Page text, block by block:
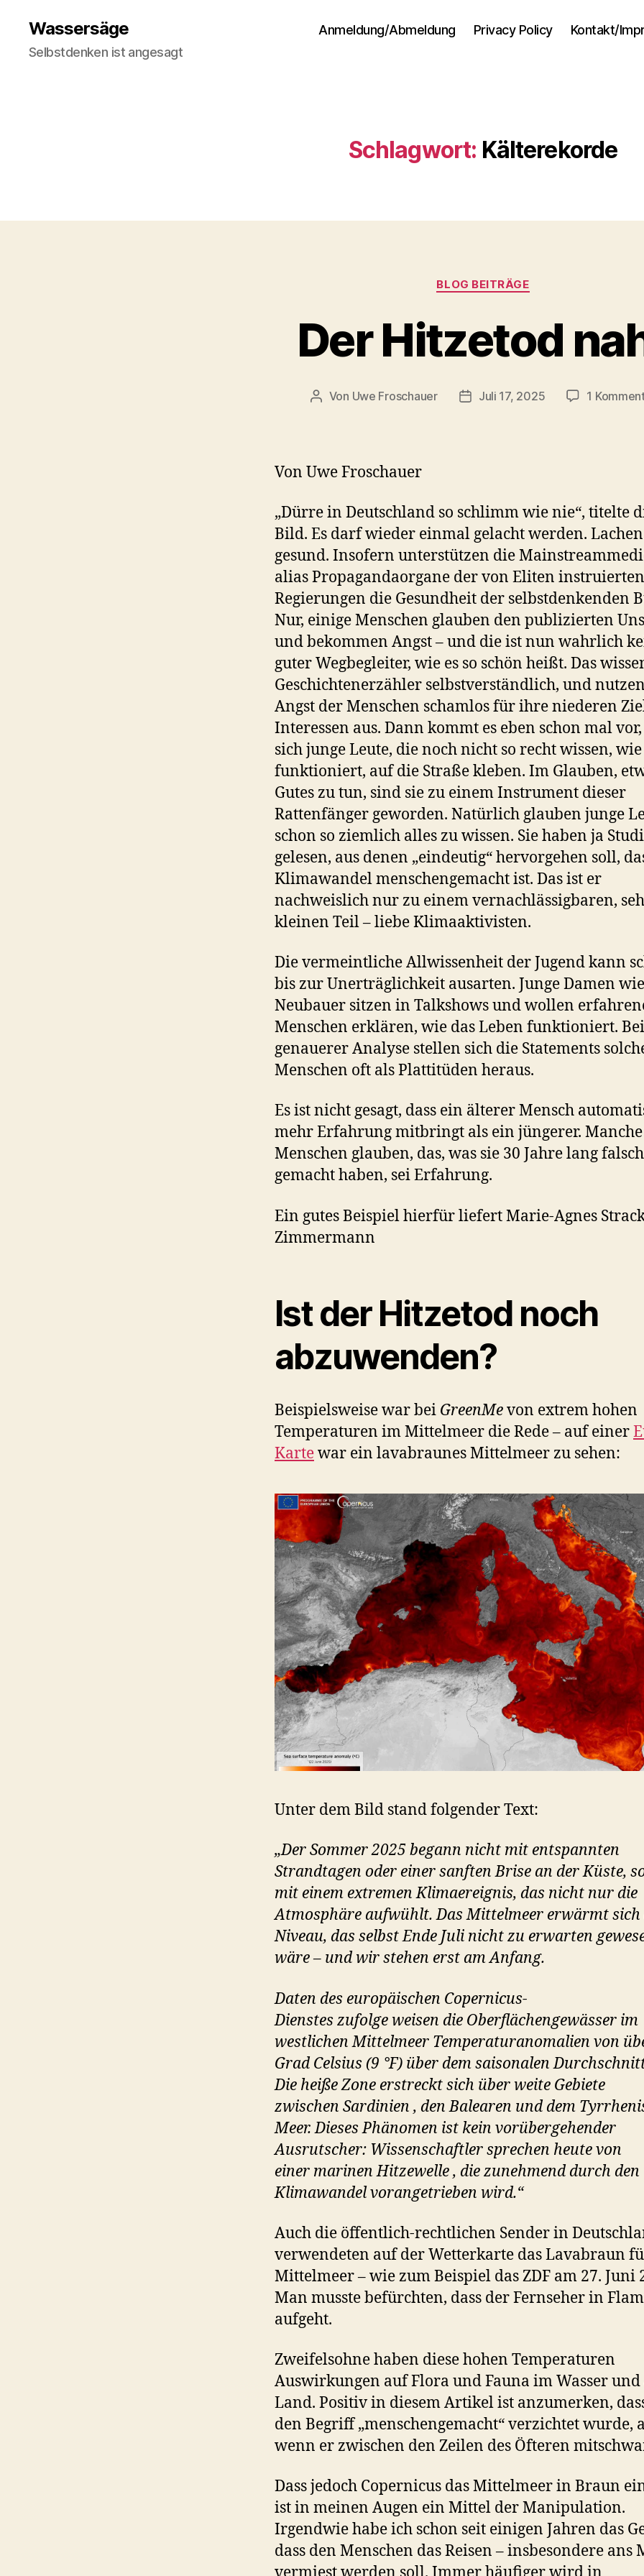
Wassersäge
Selbstdenken ist angesagt
Anmeldung/Abmeldung Privacy Policy Kontakt/
Schlagwort: Kälterekorde
Kategorien
BLOG BEITRÄGE
Der Hitzetod
Beitragsautor
Von Uwe Froschauer Beitragsdatum
Juli 17, 2025 1
Von Uwe Froschauer
„Dürre in Deutschland so schlimm wie nie“, titelte
Bild. Es darf wieder einmal gelacht werden.
gesund. Insofern unterstützen die
alias Propagandaorgane der von Eliten instruierten
Regierungen die Gesundheit der selbstdenkenden
Nur, einige Menschen glauben den publizierten
und bekommen Angst – und die ist nun wahrlich
guter Wegbegleiter, wie es so schön heißt. Das
Geschichtenerzähler selbstverständlich, und
Angst der Menschen schamlos für ihre niederen
Interessen aus. Dann kommt es eben schon mal vor,
sich junge Leute, die noch nicht so recht wissen,
funktioniert, auf die Straße kleben. Im Glauben,
Gutes zu tun, sind sie zu einem Instrument dieser
Rattenfänger geworden. Natürlich glauben junge
schon so ziemlich alles zu wissen. Sie haben ja
gelesen, aus denen „eindeutig“ hervorgehen soll,
Klimawandel menschengemacht ist. Das ist er
nachweislich nur zu einem vernachlässigbaren,
kleinen Teil – liebe Klimaaktivisten.
Die vermeintliche Allwissenheit der Jugend kann
bis zur Unerträglichkeit ausarten. Junge Damen
Neubauer sitzen in Talkshows und wollen
Menschen erklären, wie das Leben funktioniert. Bei
genauerer Analyse stellen sich die Statements
Menschen oft als Plattitüden heraus.
Es ist nicht gesagt, dass ein älterer Mensch
mehr Erfahrung mitbringt als ein jüngerer. Manche
Menschen glauben, das, was sie 30 Jahre lang falsch
gemacht haben, sei Erfahrung.
Ein gutes Beispiel hierfür liefert Marie-Agnes
Zimmermann
Ist der Hitzetod noch
abzuwenden?
Beispielsweise war bei GreenMevon extrem hohen
Temperaturen im Mittelmeer die Rede – auf einer
Kartewar ein lavabraunes Mittelmeer zu sehen:
Unter dem Bild stand folgender Text:
„Der Sommer 2025 begann nicht mit entspannten
Strandtagen oder einer sanften Brise an der Küste,
mit einem extremen Klimaereignis, das nicht nur die
Atmosphäre aufwühlt. Das Mittelmeer erwärmt sich
Niveau, das selbst Ende Juli nicht zu erwarten
wäre – und wir stehen erst am Anfang.
Daten des europäischen Copernicus-
Dienstes zufolge weisen die Oberflächengewässer im
westlichen Mittelmeer Temperaturanomalien von
Grad Celsius (9 °F) über dem saisonalen
Die heiße Zone erstreckt sich über weite Gebiete
zwischen Sardinien , den Balearen und dem
Meer. Dieses Phänomen ist kein vorübergehender
Ausrutscher: Wissenschaftler sprechen heute von
einer marinen Hitzewelle , die zunehmend durch den
Klimawandel vorangetrieben wird.“
Auch die öffentlich-rechtlichen Sender in
verwendeten auf der Wetterkarte das Lavabraun
Mittelmeer – wie zum Beispiel das ZDF am 27. Juni
Man musste befürchten, dass der Fernseher in
aufgeht.
Zweifelsohne haben diese hohen Temperaturen
Auswirkungen auf Flora und Fauna im Wasser und
Land. Positiv in diesem Artikel ist anzumerken,
den Begriff „menschengemacht“ verzichtet wurde,
wenn er zwischen den Zeilen des Öfteren
Dass jedoch Copernicus das Mittelmeer in Braun
ist in meinen Augen ein Mittel der Manipulation.
Irgendwie habe ich schon seit einigen Jahren das
dass den Menschen das Reisen – insbesondere ans